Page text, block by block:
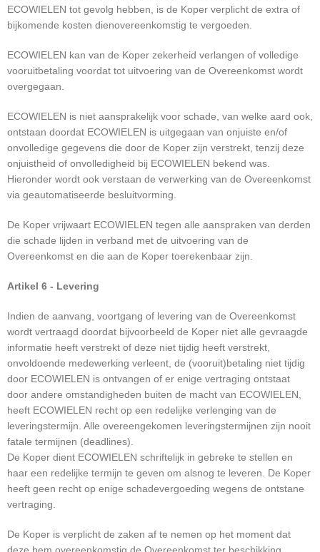
ECOWIELEN tot gevolg hebben, is de Koper verplicht de extra of
bijkomende kosten dienovereenkomstig te vergoeden.
ECOWIELEN kan van de Koper zekerheid verlangen of volledige
vooruitbetaling voordat tot uitvoering van de Overeenkomst wordt
overgegaan.
ECOWIELEN is niet aansprakelijk voor schade, van welke aard ook,
ontstaan doordat ECOWIELEN is uitgegaan van onjuiste en/of
onvolledige gegevens die door de Koper zijn verstrekt, tenzij deze
onjuistheid of onvolledigheid bij ECOWIELEN bekend was.
Hieronder wordt ook verstaan de verwerking van de Overeenkomst
via geautomatiseerde besluitvorming.
De Koper vrijwaart ECOWIELEN tegen alle aanspraken van derden
die schade lijden in verband met de uitvoering van de
Overeenkomst en die aan de Koper toerekenbaar zijn.
Artikel 6 - Levering
Indien de aanvang, voortgang of levering van de Overeenkomst
wordt vertraagd doordat bijvoorbeeld de Koper niet alle gevraagde
informatie heeft verstrekt of deze niet tijdig heeft verstrekt,
onvoldoende medewerking verleent, de (vooruit)betaling niet tijdig
door ECOWIELEN is ontvangen of er enige vertraging ontstaat
door andere omstandigheden buiten de macht van ECOWIELEN,
heeft ECOWIELEN recht op een redelijke verlenging van de
leveringstermijn. Alle overeengekomen leveringstermijnen zijn nooit
fatale termijnen (deadlines).
De Koper dient ECOWIELEN schriftelijk in gebreke te stellen en
haar een redelijke termijn te geven om alsnog te leveren. De Koper
heeft geen recht op enige schadevergoeding wegens de ontstane
vertraging.
De Koper is verplicht de zaken af te nemen op het moment dat